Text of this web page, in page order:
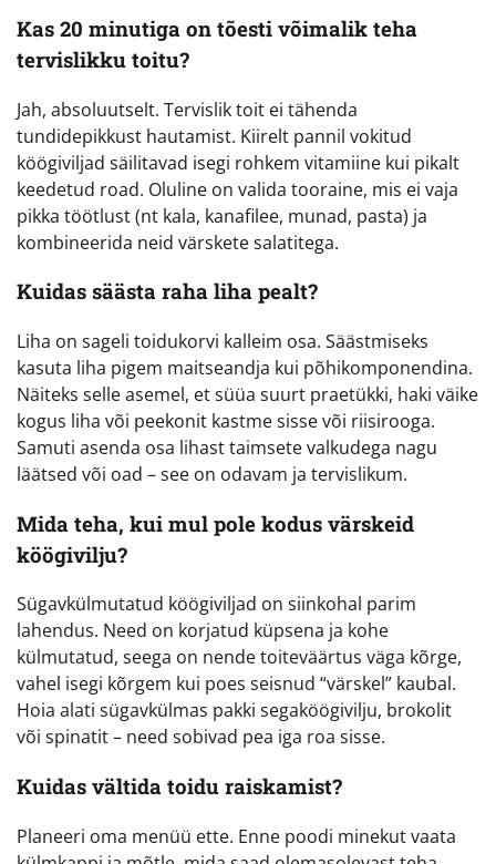
Kas 20 minutiga on tõesti võimalik teha
tervislikku toitu?
Jah, absoluutselt. Tervislik toit ei tähenda
tundidepikkust hautamist. Kiirelt pannil vokitud
köögiviljad säilitavad isegi rohkem vitamiine kui pikalt
keedetud road. Oluline on valida tooraine, mis ei vaja
pikka töötlust (nt kala, kanafilee, munad, pasta) ja
kombineerida neid värskete salatitega.
Kuidas säästa raha liha pealt?
Liha on sageli toidukorvi kalleim osa. Säästmiseks
kasuta liha pigem maitseandja kui põhikomponendina.
Näiteks selle asemel, et süüa suurt praetükki, haki väike
kogus liha või peekonit kastme sisse või riisirooga.
Samuti asenda osa lihast taimsete valkudega nagu
läätsed või oad – see on odavam ja tervislikum.
Mida teha, kui mul pole kodus värskeid
köögivilju?
Sügavkülmutatud köögiviljad on siinkohal parim
lahendus. Need on korjatud küpsena ja kohe
külmutatud, seega on nende toiteväärtus väga kõrge,
vahel isegi kõrgem kui poes seisnud “värskel” kaubal.
Hoia alati sügavkülmas pakki segaköögivilju, brokolit
või spinatit – need sobivad pea iga roa sisse.
Kuidas vältida toidu raiskamist?
Planeeri oma menüü ette. Enne poodi minekut vaata